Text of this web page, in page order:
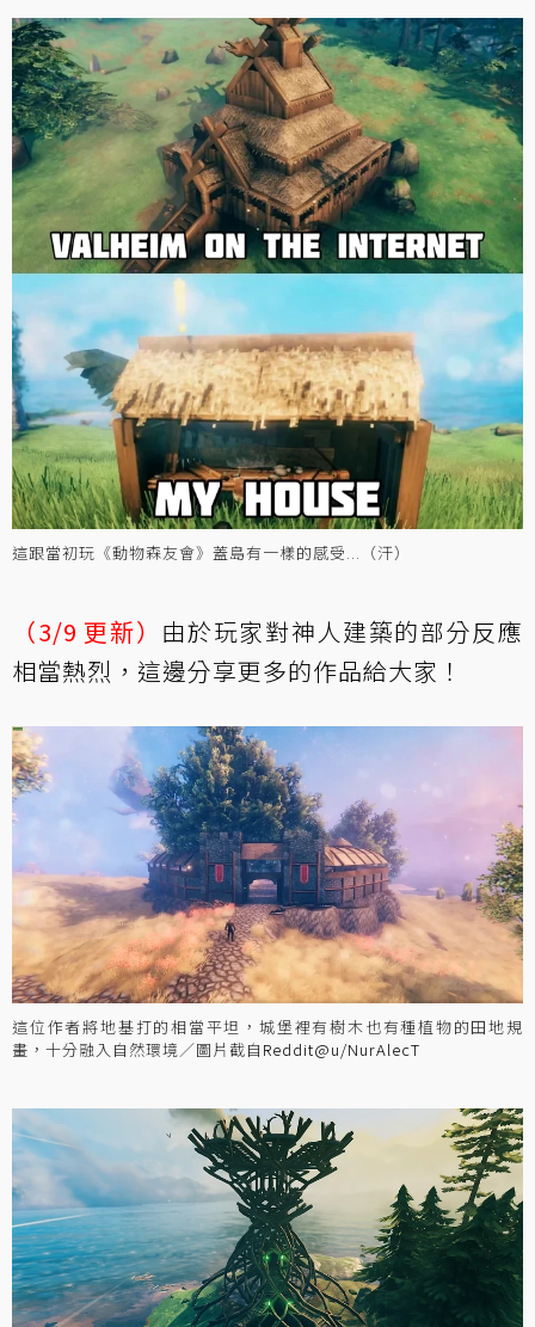
這跟當初玩《動物森友會》蓋島有一樣的感受...（汗）
（3/9 更新） 由於玩家對神人建築的部分反應
相當熱烈，這邊分享更多的作品給大家！
這位作者將地基打的相當平坦，城堡裡有樹木也有種植物的田地規
畫，十分融入自然環境／圖片截自 Reddit@u/NurAlecT